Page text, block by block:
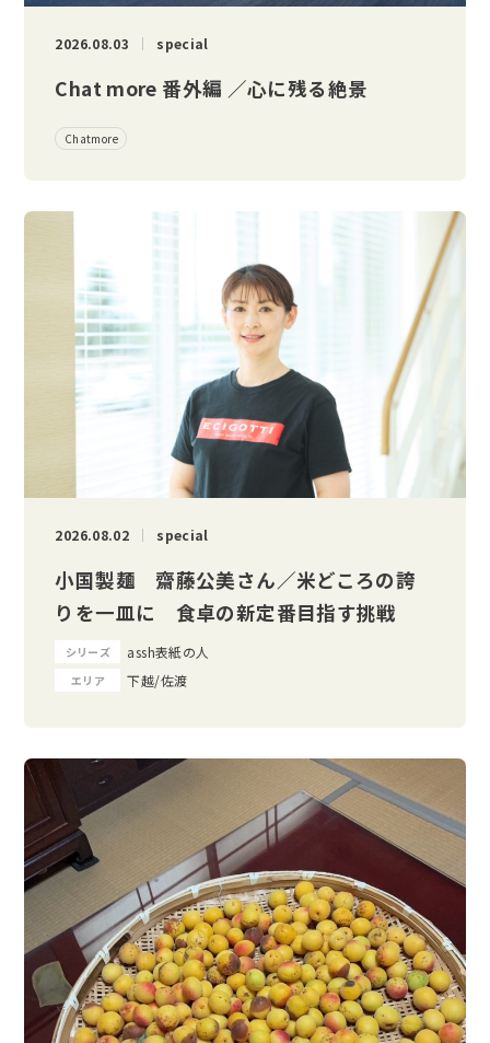
2026.08.03 special
Chat more 番外編 ／心に残る絶景
Chatmore
2026.08.02 special
小国製麺 齋藤公美さん／米どころの誇
りを一皿に 食卓の新定番目指す挑戦
シリーズ assh表紙の人
エリア 下越/佐渡